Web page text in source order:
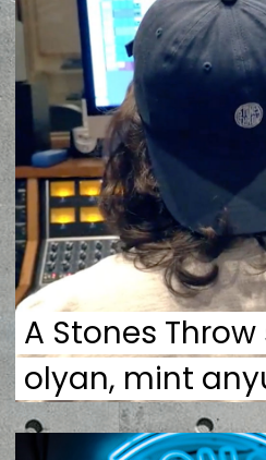
PR-
A Stones
olyan, mint